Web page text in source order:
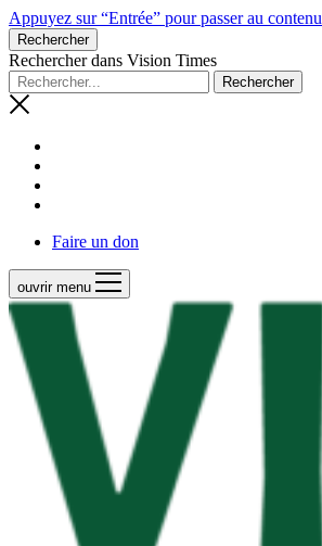
Appuyez sur “Entrée” pour passer au contenu
Rechercher
Rechercher dans Vision Times
Faire un don
ouvrir menu